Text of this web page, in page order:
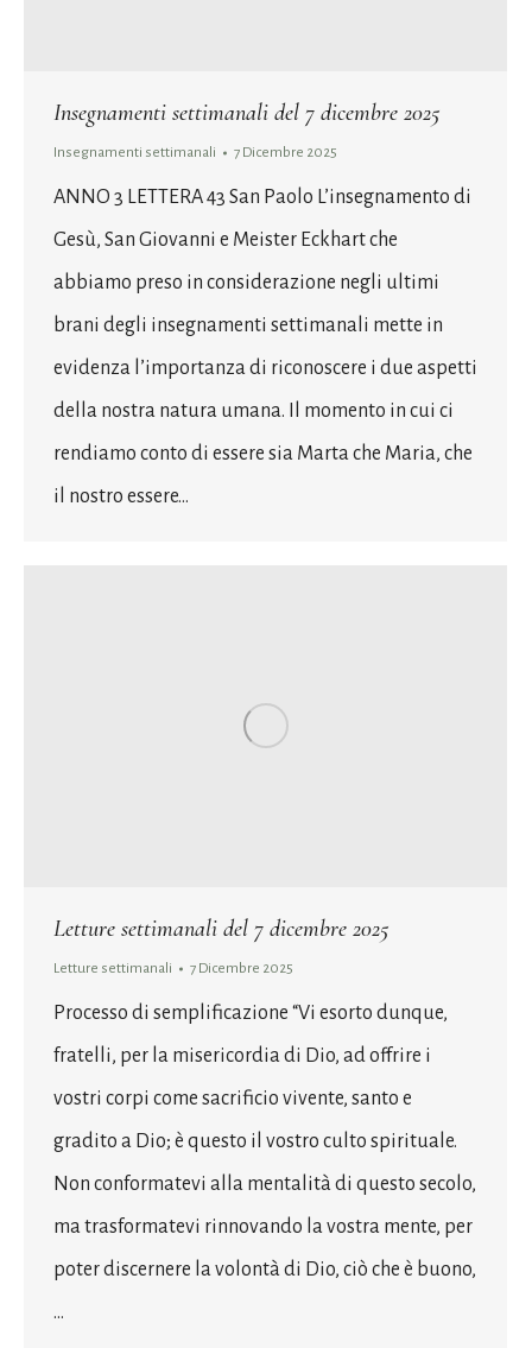
Insegnamenti settimanali del 7 dicembre 2025
Insegnamenti settimanali 7 Dicembre 2025
ANNO 3 LETTERA 43 San Paolo L’insegnamento di
Gesù, San Giovanni e Meister Eckhart che
abbiamo preso in considerazione negli ultimi
brani degli insegnamenti settimanali mette in
evidenza l’importanza di riconoscere i due aspetti
della nostra natura umana. Il momento in cui ci
rendiamo conto di essere sia Marta che Maria, che
il nostro essere…
Letture settimanali del 7 dicembre 2025
Letture settimanali 7 Dicembre 2025
Processo di semplificazione “Vi esorto dunque,
fratelli, per la misericordia di Dio, ad offrire i
vostri corpi come sacrificio vivente, santo e
gradito a Dio; è questo il vostro culto spirituale.
Non conformatevi alla mentalità di questo secolo,
ma trasformatevi rinnovando la vostra mente, per
poter discernere la volontà di Dio, ciò che è buono,
…